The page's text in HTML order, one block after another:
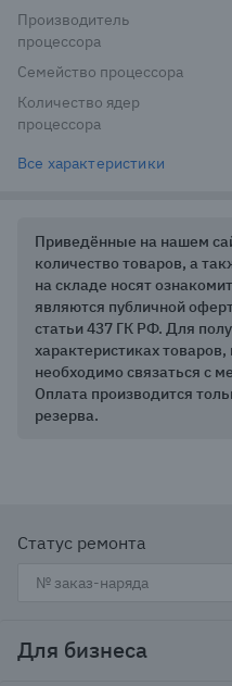
Производитель
процессора
Семейство процессора
Количество ядер
процессора
Все характеристики
Приведённые на нашем
количество товаров, а
на складе носят
являются публичной
статьи 437 ГК РФ. Для
характеристиках
необходимо связаться с
Оплата производится
резерва.
Статус ремонта
Для бизнеса